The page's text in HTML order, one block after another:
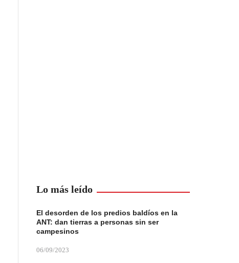
Lo más leído
El desorden de los predios baldíos en la
ANT: dan tierras a personas sin ser
campesinos
06/09/2023